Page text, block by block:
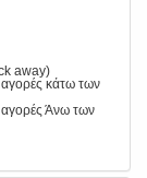
away)
αγορές κάτω των
αγορές Άνω των